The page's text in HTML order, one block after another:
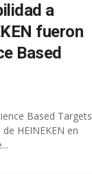
a
fueron
Based
Based Targets
HEINEKEN en